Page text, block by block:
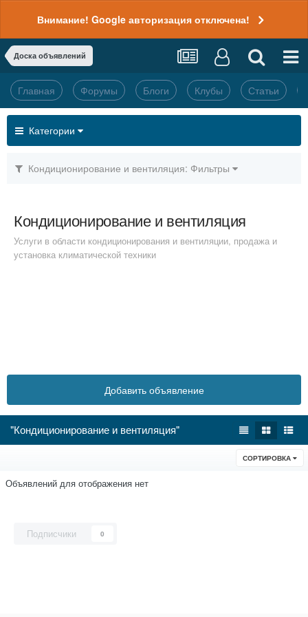
Внимание! Google авторизация отключена!
Доска объявлений
Главная Форумы Блоги Клубы Статьи
Категории
Кондиционирование и вентиляция: Фильтры
Кондиционирование и вентиляция
Услуги в области кондиционирования и вентиляции, продажа и
установка климатической техники
Добавить объявление
"Кондиционирование и вентиляция"
СОРТИРОВКА
Объявлений для отображения нет
Подписчики 0